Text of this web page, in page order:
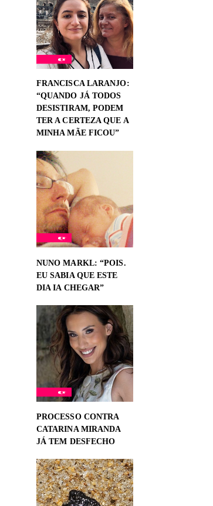
FRANCISCA LARANJO:
“QUANDO JÁ TODOS
DESISTIRAM, PODEM
TER A CERTEZA QUE A
MINHA MÃE FICOU”
NUNO MARKL: “POIS.
EU SABIA QUE ESTE
DIA IA CHEGAR”
PROCESSO CONTRA
CATARINA MIRANDA
JÁ TEM DESFECHO